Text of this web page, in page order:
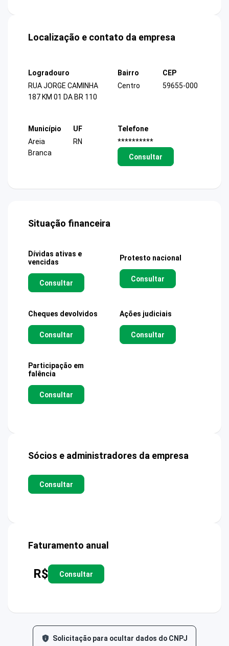
Localização e contato da empresa
Logradouro
RUA JORGE CAMINHA
187 KM 01 DA BR 110
Bairro
Centro
CEP
59655-000
Município
Areia
Branca
UF
RN
Telefone
**********
Consultar
Situação financeira
Dívidas ativas e
vencidas
Consultar
Protesto nacional
Consultar
Cheques devolvidos
Consultar
Ações judiciais
Consultar
Participação em
falência
Consultar
Sócios e administradores da empresa
Consultar
Faturamento anual
R$ Consultar
Solicitação para ocultar dados do CNPJ